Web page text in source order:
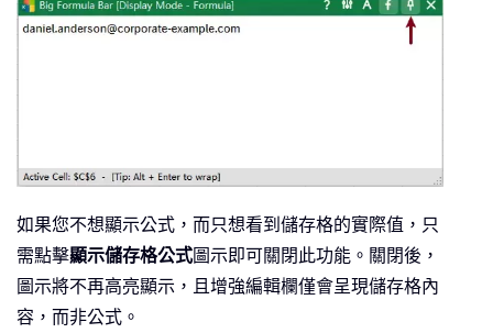
如果您不想顯示公式，而只想看到儲存格的實際值，只
需點擊顯示儲存格公式圖示即可關閉此功能。關閉後，
圖示將不再高亮顯示，且增強編輯欄僅會呈現儲存格內
容，而非公式。